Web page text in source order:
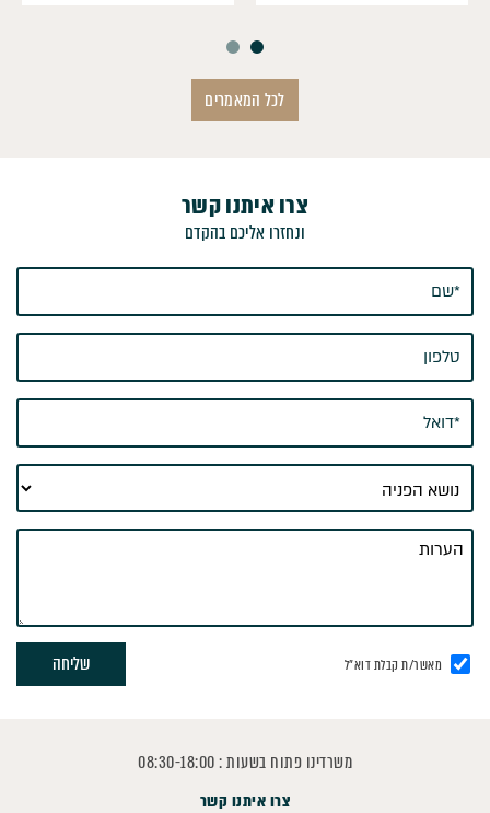
לכל המאמרים
צרו איתנו קשר
ונחזרו אליכם בהקדם
מאשר/ת קבלת דוא"ל
משרדינו פתוח בשעות : 08:30-18:00
צרו איתנו קשר